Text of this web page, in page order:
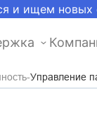
и ищем новых
Управление